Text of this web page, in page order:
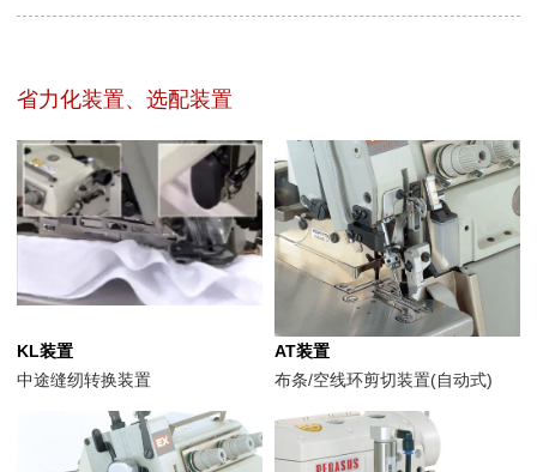
省力化装置、选配装置
KL装置
中途缝纫转换装置
AT装置
布条/空线环剪切装置(自动式)